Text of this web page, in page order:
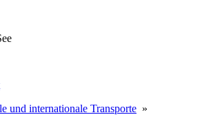
und internationale Transporte »